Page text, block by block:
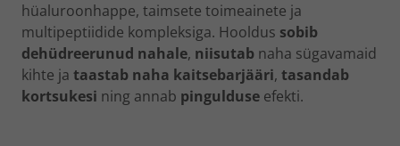
hüaluroonhappe, taimsete toimeainete ja
multipeptiidide kompleksiga. Hooldus sobib
dehüdreerunud nahale, niisutab naha sügavamaid
kihte ja taastab naha kaitsebarjääri, tasandab
kortsukesi ning annab pingulduse efekti.